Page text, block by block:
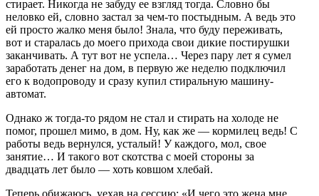
стирает. Никогда не забуду ее взгляд тогда. Словно бы
неловко ей, словно застал за чем-то постыдным. А ведь это
ей просто жалко меня было! Знала, что буду переживать,
вот и старалась до моего прихода свои дикие постирушки
заканчивать. А тут вот не успела… Через пару лет я сумел
заработать денег на дом, в первую же неделю подключил
его к водопроводу и сразу купил стиральную машину-
автомат.
Однако ж тогда-то рядом не стал и стирать на холоде не
помог, прошел мимо, в дом. Ну, как же — кормилец ведь! С
работы ведь вернулся, усталый! У каждого, мол, свое
занятие… И такого вот скотства с моей стороны за
двадцать лет было — хоть ковшом хлебай.
Теперь обижаюсь, уехав на сессию: «И чего это жена мне